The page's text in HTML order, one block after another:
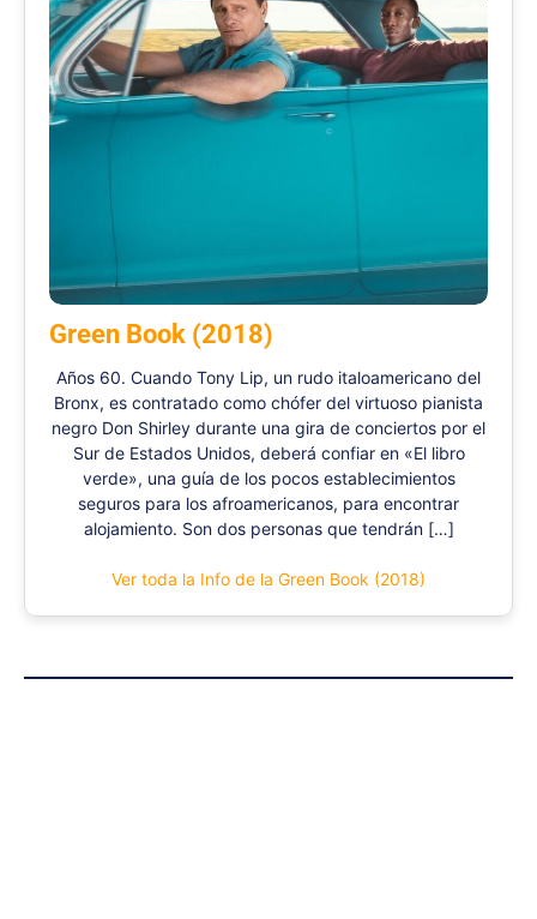
Green Book (2018)
Años 60. Cuando Tony Lip, un rudo italoamericano del
Bronx, es contratado como chófer del virtuoso pianista
negro Don Shirley durante una gira de conciertos por el
Sur de Estados Unidos, deberá confiar en «El libro
verde», una guía de los pocos establecimientos
seguros para los afroamericanos, para encontrar
alojamiento. Son dos personas que tendrán […]
Ver toda la Info de la Green Book (2018)